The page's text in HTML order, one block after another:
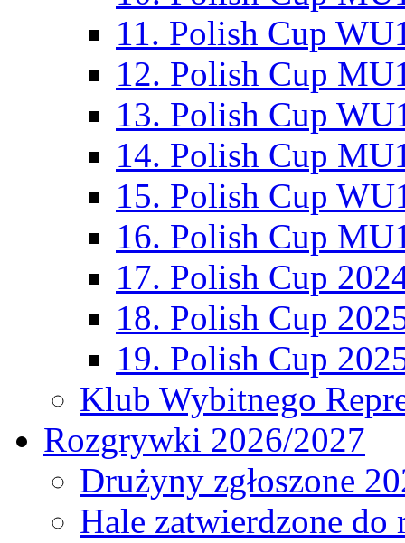
11. Polish Cup
12. Polish Cup
13. Polish Cup
14. Polish Cup
15. Polish Cup
16. Polish Cup
17. Polish Cup
18. Polish Cup
19. Polish Cup
Klub Wybitnego
Rozgrywki 2026/2027
Drużyny zgłoszone
Hale zatwierdzone